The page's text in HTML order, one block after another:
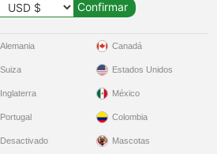
Alemania
Suiza
Inglaterra
Portugal
Desactivado
Canadá
Estados Unidos
México
Colombia
Mascotas